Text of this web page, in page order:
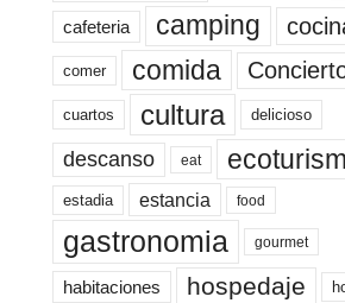
cafeteria camping
comer comida
cuartos cultura delicioso
descanso eat
estadia estancia food
gastronomia gourmet
habitaciones hospedaje